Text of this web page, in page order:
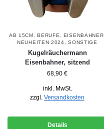
AB 15CM ,BERUFE EISENBAHNER
NEUHEITEN 2024 ,SONSTIGE
Kugelräuchermann
Eisenbahner, sitzend
68,90 €
inkl. MwSt.
zzgl. Versandkosten
Details